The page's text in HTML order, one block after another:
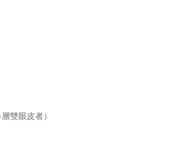
雙眼皮者）